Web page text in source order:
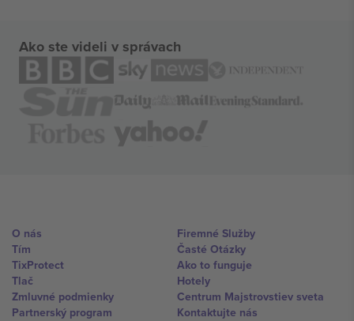
Ako ste videli v správach
O nás
Tím
TixProtect
Tlač
Zmluvné podmienky
Partnerský program
Firemné Služby
Časté Otázky
Ako to funguje
Hotely
Centrum Majstrovstiev sveta
Kontaktujte nás